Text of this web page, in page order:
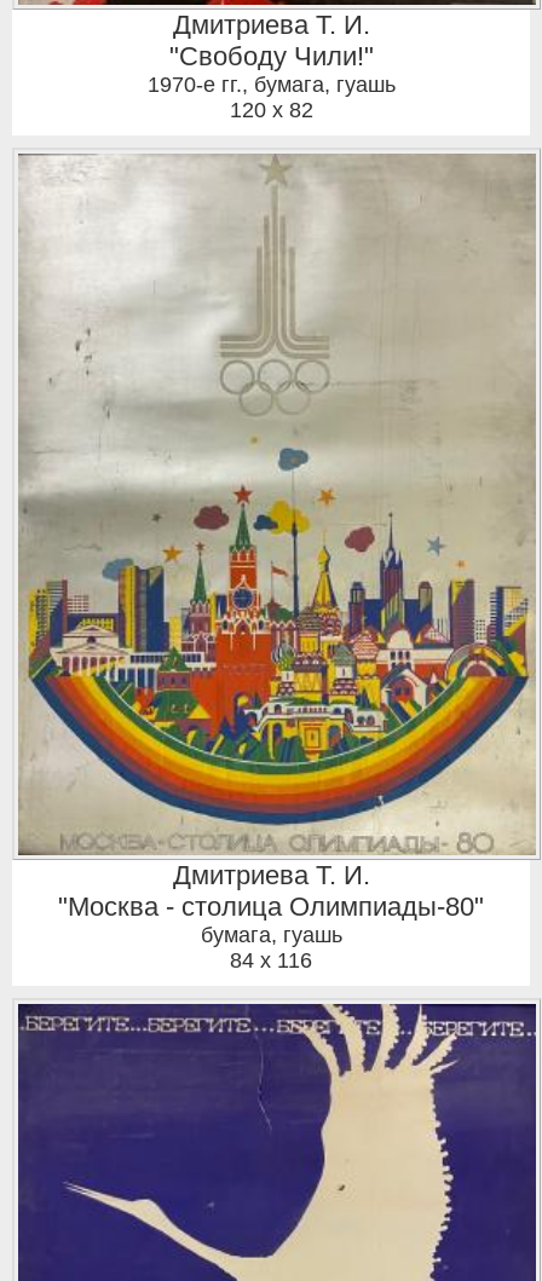
Дмитриева Т. И.
"Свободу Чили!"
1970-е гг., бумага, гуашь
120 x 82
Дмитриева Т. И.
"Москва - столица Олимпиады-80"
бумага, гуашь
84 x 116